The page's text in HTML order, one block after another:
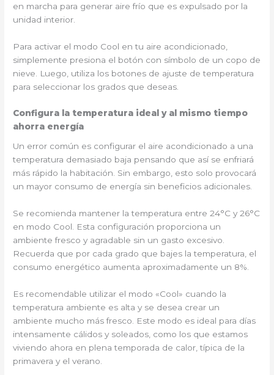
en marcha para generar aire frío que es expulsado por la
unidad interior.
Para activar el modo Cool en tu aire acondicionado,
simplemente presiona el botón con símbolo de un copo de
nieve. Luego, utiliza los botones de ajuste de temperatura
para seleccionar los grados que deseas.
Configura la temperatura ideal y al mismo tiempo
ahorra energía
Un error común es configurar el aire acondicionado a una
temperatura demasiado baja pensando que así se enfriará
más rápido la habitación. Sin embargo, esto solo provocará
un mayor consumo de energía sin beneficios adicionales.
Se recomienda mantener la temperatura entre 24°C y 26°C
en modo Cool. Esta configuración proporciona un
ambiente fresco y agradable sin un gasto excesivo.
Recuerda que por cada grado que bajes la temperatura, el
consumo energético aumenta aproximadamente un 8%.
Es recomendable utilizar el modo «Cool» cuando la
temperatura ambiente es alta y se desea crear un
ambiente mucho más fresco. Este modo es ideal para días
intensamente cálidos y soleados, como los que estamos
viviendo ahora en plena temporada de calor, típica de la
primavera y el verano.